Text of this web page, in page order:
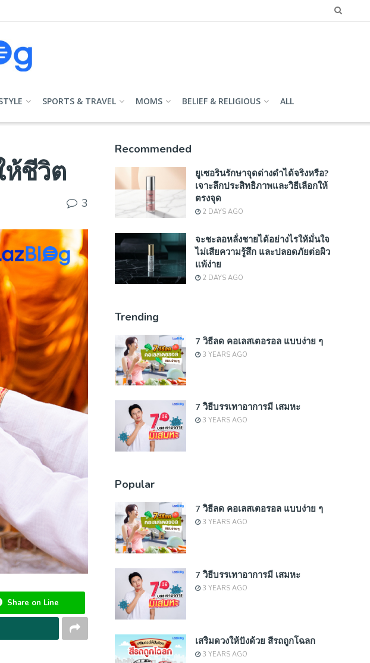
SPORTS & TRAVEL MOMS BELIEF & RELIGIOUS ALL
ห้ชีวิต
3
Share on Line
Recommended
ยูเซอรินรักษาจุดด่างดำได้จริงหรือ?
เจาะลึกประสิทธิภาพและวิธีเลือกให้
ตรงจุด
2 DAYS AGO
จะชะลอหลั่งชายได้อย่างไรให้มั่นใจ
ไม่เสียความรู้สึก และปลอดภัยต่อผิว
แพ้ง่าย
2 DAYS AGO
Trending
7 วิธีลด คอเลสเตอรอล แบบง่าย ๆ
3 YEARS AGO
7 วิธีบรรเทาอาการมี เสมหะ
3 YEARS AGO
Popular
7 วิธีลด คอเลสเตอรอล แบบง่าย ๆ
3 YEARS AGO
7 วิธีบรรเทาอาการมี เสมหะ
3 YEARS AGO
เสริมดวงให้ปังด้วย สีรถถูกโฉลก
3 YEARS AGO